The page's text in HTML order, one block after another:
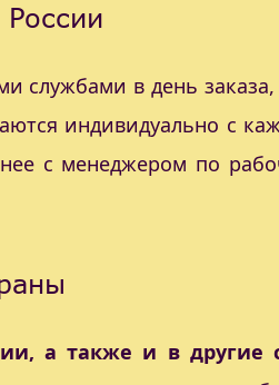
службами в день
индивидуально с
с менеджером по
а также и в другие